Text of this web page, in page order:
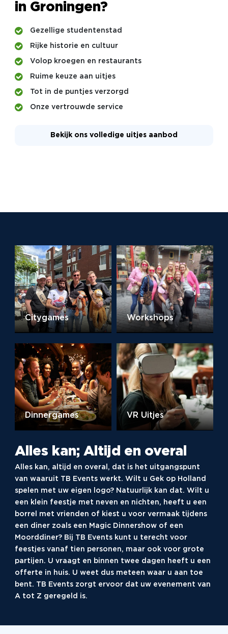
in Groningen?
Gezellige studentenstad
Rijke historie en cultuur
Volop kroegen en restaurants
Ruime keuze aan uitjes
Tot in de puntjes verzorgd
Onze vertrouwde service
Bekijk ons volledige uitjes aanbod
Citygames
Dinnergames
Workshops
VR Uitjes
Alles kan; Altijd en overal
Alles kan, altijd en overal, dat is het uitgangspunt
van waaruit TB Events werkt. Wilt u Gek op Holland
spelen met uw eigen logo? Natuurlijk kan dat. Wilt u
een klein feestje met neven en nichten, heeft u een
borrel met vrienden of kiest u voor vermaak tijdens
een diner zoals een Magic Dinnershow of een
Moorddiner? Bij TB Events kunt u terecht voor
feestjes vanaf tien personen, maar ook voor grote
partijen. U vraagt en binnen twee dagen heeft u een
offerte in huis. U weet dus meteen waar u aan toe
bent. TB Events zorgt ervoor dat uw evenement van
A tot Z geregeld is.